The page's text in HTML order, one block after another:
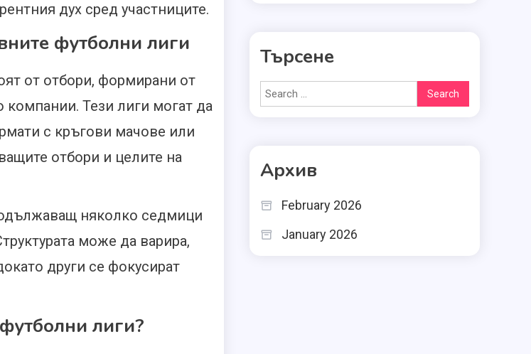
дух сред участниците.
футболни лиги
от отбори, формирани от
Тези лиги могат да
с кръгови мачове или
отбори и целите на
няколко седмици
може да варира,
други се фокусират
лиги?
Търсене
Search
for:
Архив
February 2026
January 2026